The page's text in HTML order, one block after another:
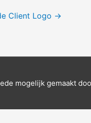
Client Logo →
mogelijk gemaakt